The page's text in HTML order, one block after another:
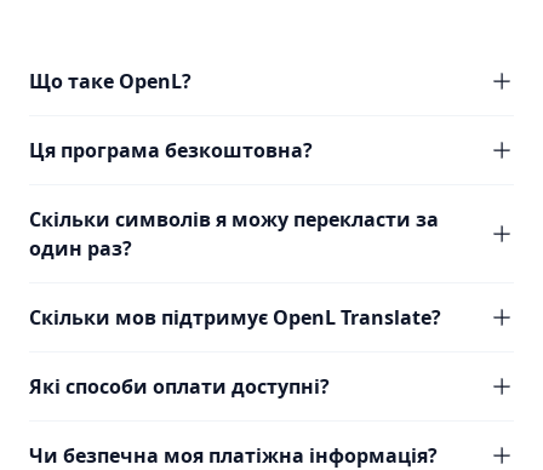
Що таке OpenL?
Ця програма безкоштовна?
Скільки символів я можу перекласти за
один раз?
Скільки мов підтримує OpenL Translate?
Які способи оплати доступні?
Чи безпечна моя платіжна інформація?